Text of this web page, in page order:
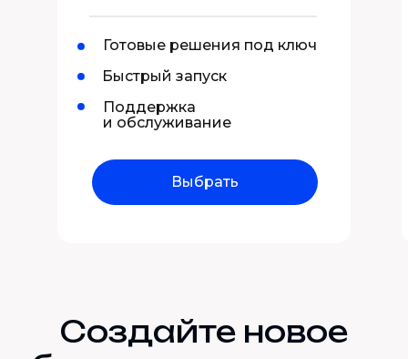
Готовые решения под ключ
Быстрый запуск
Поддержка
и обслуживание
Выбрать
Создайте новое